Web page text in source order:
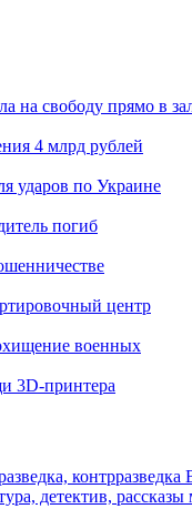
на свободу прямо в
4 млрд рублей
ударов по Украине
погиб
центр
военных
3D‑принтера
контрразведка
детектив, рассказы